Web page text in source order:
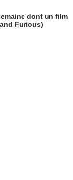
dont un film
Furious)